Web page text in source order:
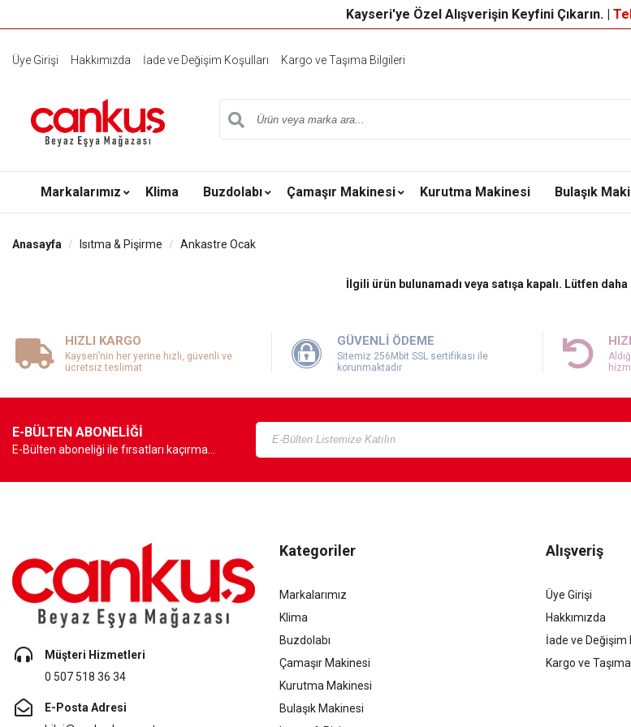
Kayseri'ye Özel Alışverişin Keyfini Çıkarın. |
Üye Girişi Hakkımızda İade ve Değişim Koşulları Kargo ve Taşıma Bilgileri
Markalarımız Klima Buzdolabı Çamaşır Makinesi Kurutma Makinesi Bulaşık
Anasayfa Isıtma & Pişirme Ankastre Ocak
İlgili ürün bulunamadı veya satışa kapalı. Lütfen
HIZLI KARGO
Kayseri’nin her yerine hızlı, güvenli ve
ücretsiz teslimat
GÜVENLİ ÖDEME
Sitemiz 256Mbit SSL sertifikası ile
korunmaktadır
E-BÜLTEN ABONELİĞİ
E-Bülten aboneliği ile fırsatları kaçırma...
Müşteri Hizmetleri
0 507 518 36 34
E-Posta Adresi
Kategoriler
Markalarımız
Klima
Buzdolabı
Çamaşır Makinesi
Kurutma Makinesi
Bulaşık Makinesi
Alışveriş
Üye Girişi
Hakkımızda
İade ve Değişim
Kargo ve